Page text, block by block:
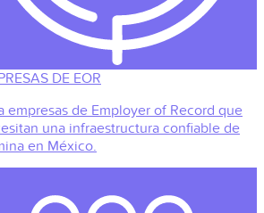
DE EOR
empresas de Employer of Record que
una infraestructura confiable de
en México.